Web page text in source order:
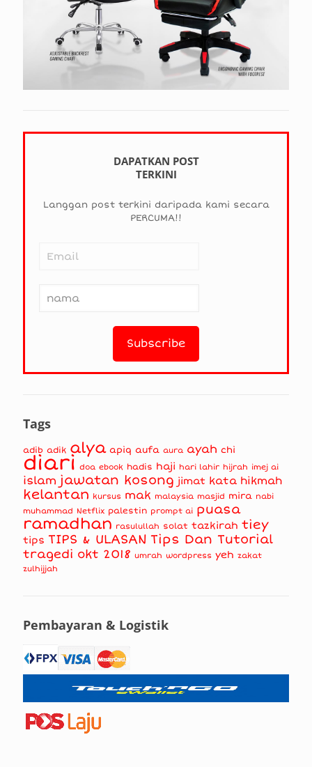
DAPATKAN POST
TERKINI
Langgan post terkini daripada kami secara
PERCUMA!!
Tags
adib adik alya apiq aufa aura ayah chi
diari doa ebook hadis haji hari lahir hijrah imej ai
islam jawatan kosong jimat kata hikmah
kelantan kursus mak malaysia masjid mira nabi
muhammad Netflix palestin prompt ai puasa
ramadhan rasulullah solat tazkirah tiey
tips TIPS & ULASAN Tips Dan Tutorial
tragedi okt 2018 umrah wordpress yeh zakat
zulhijjah
Pembayaran & Logistik